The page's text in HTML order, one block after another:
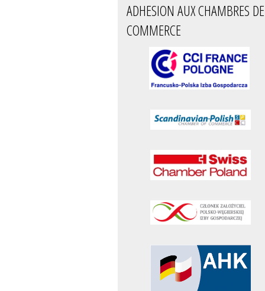
ADHESION AUX CHAMBRES DE
COMMERCE